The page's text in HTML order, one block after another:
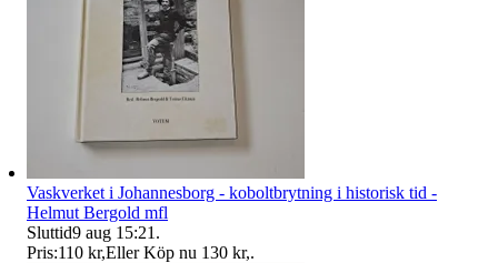
Vaskverket i Johannesborg - koboltbrytning i historisk tid -
Helmut Bergold mfl
Sluttid9 aug 15:21 .
Pris:110 kr,Eller Köp nu 130 kr,.